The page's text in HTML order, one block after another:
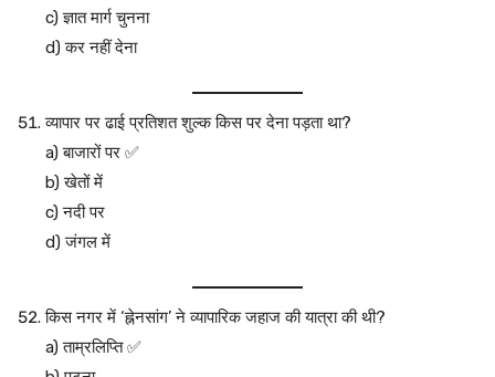
c) ज्ञात मार्ग चुनना
d) कर नहीं देना
व्यापार पर ढाई प्रतिशत शुल्क किस पर देना पड़ता था?
a) बाजारों पर ✅
b) खेतों में
c) नदी पर
d) जंगल में
किस नगर में ‘ह्नेनसांग’ ने व्यापारिक जहाज की यात्रा की थी?
a) ताम्रलिप्ति ✅